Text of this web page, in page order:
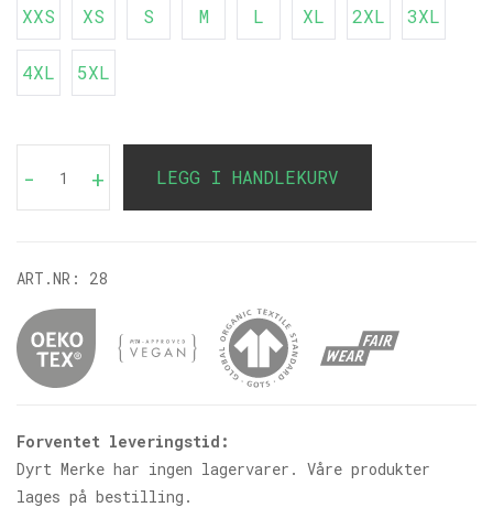
XXS
XS S M L XL 2XL 3XL
4XL 5XL
+
- LEGG I HANDLEKURV
ART.NR: 28
Forventet leveringstid:
Dyrt Merke har ingen lagervarer. Våre produkter
lages på bestilling.